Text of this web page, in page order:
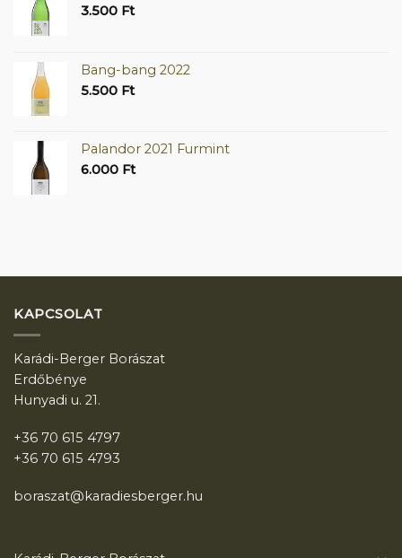
3.500 Ft
Bang-bang 2022
5.500 Ft
Palandor 2021 Furmint
6.000 Ft
KAPCSOLAT
Karádi-Berger Borászat
Erdőbénye
Hunyadi u. 21.
+36 70 615 4797
+36 70 615 4793
boraszat@karadiesberger.hu